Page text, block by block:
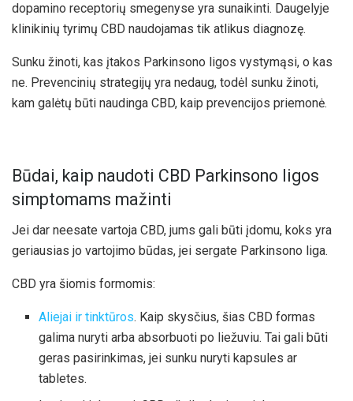
dopamino receptorių smegenyse yra sunaikinti. Daugelyje
klinikinių tyrimų CBD naudojamas tik atlikus diagnozę.
Sunku žinoti, kas įtakos Parkinsono ligos vystymąsi, o kas
ne. Prevencinių strategijų yra nedaug, todėl sunku žinoti,
kam galėtų būti naudinga CBD, kaip prevencijos priemonė.
Būdai, kaip naudoti CBD Parkinsono ligos
simptomams mažinti
Jei dar neesate vartoja CBD, jums gali būti įdomu, koks yra
geriausias jo vartojimo būdas, jei sergate Parkinsono liga.
CBD yra šiomis formomis:
Aliejai ir tinktūros. Kaip skysčius, šias CBD formas
galima nuryti arba absorbuoti po liežuviu. Tai gali būti
geras pasirinkimas, jei sunku nuryti kapsules ar
tabletes.